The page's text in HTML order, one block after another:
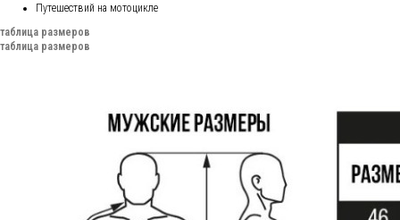
Путешествий на мотоцикле
таблица размеров
таблица размеров